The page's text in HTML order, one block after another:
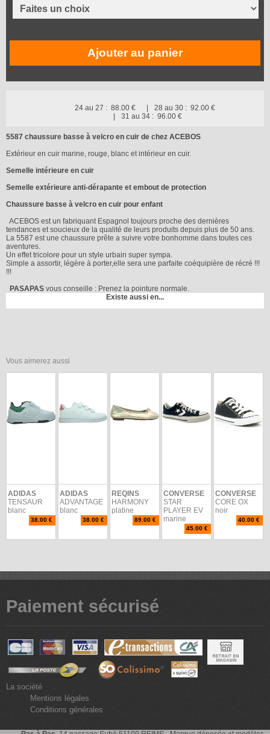
Ajouter au panier
24 au 27 : 88.00 € 28 au 30 : 92.00 €
31 au 34 : 96.00 €
5587 chaussure basse à velcro en cuir de chez ACEBOS
Extérieur en cuir marine, rouge, blanc et intérieur en cuir.
Semelle intérieure en cuir
Semelle extérieure anti-dérapante et embout de protection
Chaussure basse à velcro en cuir pour enfant
ACEBOS est un fabriquant Espagnol toujours proche des dernières
tendances et soucieux de la qualité de leurs produits depuis plus de 50 ans.
La 5587 est une chaussure prête a suivre votre bonhomme dans toutes ces
aventures.
Un effet tricolore pour un style urbain super sympa.
Simple a assortir, légère à porter,elle sera une parfaite coéquipière de récré !!!
!!!
PASAPAS vous conseille : Prenez la pointure normale.
Existe aussi en...
Vous aimerez aussi
ADIDAS
TENSAUR
blanc
38.00 €
ADIDAS
ADVANTAGE
blanc
38.00 €
REQINS
HARMONY
platine
89.00 €
CONVERSE
STAR
PLAYER EV
marine
45.00 €
CONVERSE
CORE OX
noir
40.00 €
Paiement sécurisé
La société
Mentions légales
Conditions générales